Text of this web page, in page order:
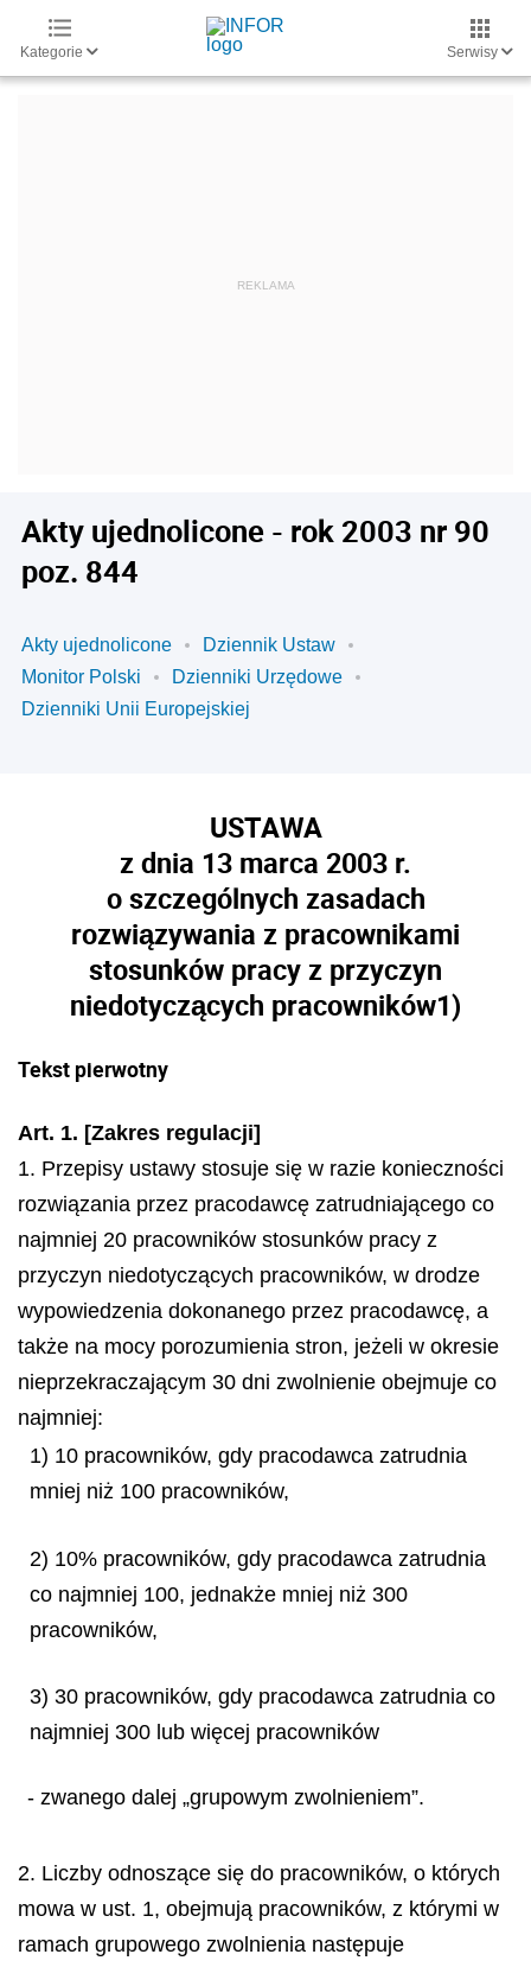
Kategorie Serwisy
Akty ujednolicone - rok 2003 nr 90
poz. 844
Akty ujednolicone
Dziennik Ustaw
Monitor Polski
Dzienniki Urzędowe
Dzienniki Unii Europejskiej
USTAWA
z dnia 13 marca 2003 r.
o szczególnych zasadach
rozwiązywania z pracownikami
stosunków pracy z przyczyn
niedotyczących pracowników1)
Tekst pierwotny
Art. 1. [Zakres regulacji]
1. Przepisy ustawy stosuje się w razie konieczności
rozwiązania przez pracodawcę zatrudniającego co
najmniej 20 pracowników stosunków pracy z
przyczyn niedotyczących pracowników, w drodze
wypowiedzenia dokonanego przez pracodawcę, a
także na mocy porozumienia stron, jeżeli w okresie
nieprzekraczającym 30 dni zwolnienie obejmuje co
najmniej:
1) 10 pracowników, gdy pracodawca zatrudnia
mniej niż 100 pracowników,
2) 10% pracowników, gdy pracodawca zatrudnia
co najmniej 100, jednakże mniej niż 300
pracowników,
3) 30 pracowników, gdy pracodawca zatrudnia co
najmniej 300 lub więcej pracowników
- zwanego dalej „grupowym zwolnieniem”.
2. Liczby odnoszące się do pracowników, o których
mowa w ust. 1, obejmują pracowników, z którymi w
ramach grupowego zwolnienia następuje